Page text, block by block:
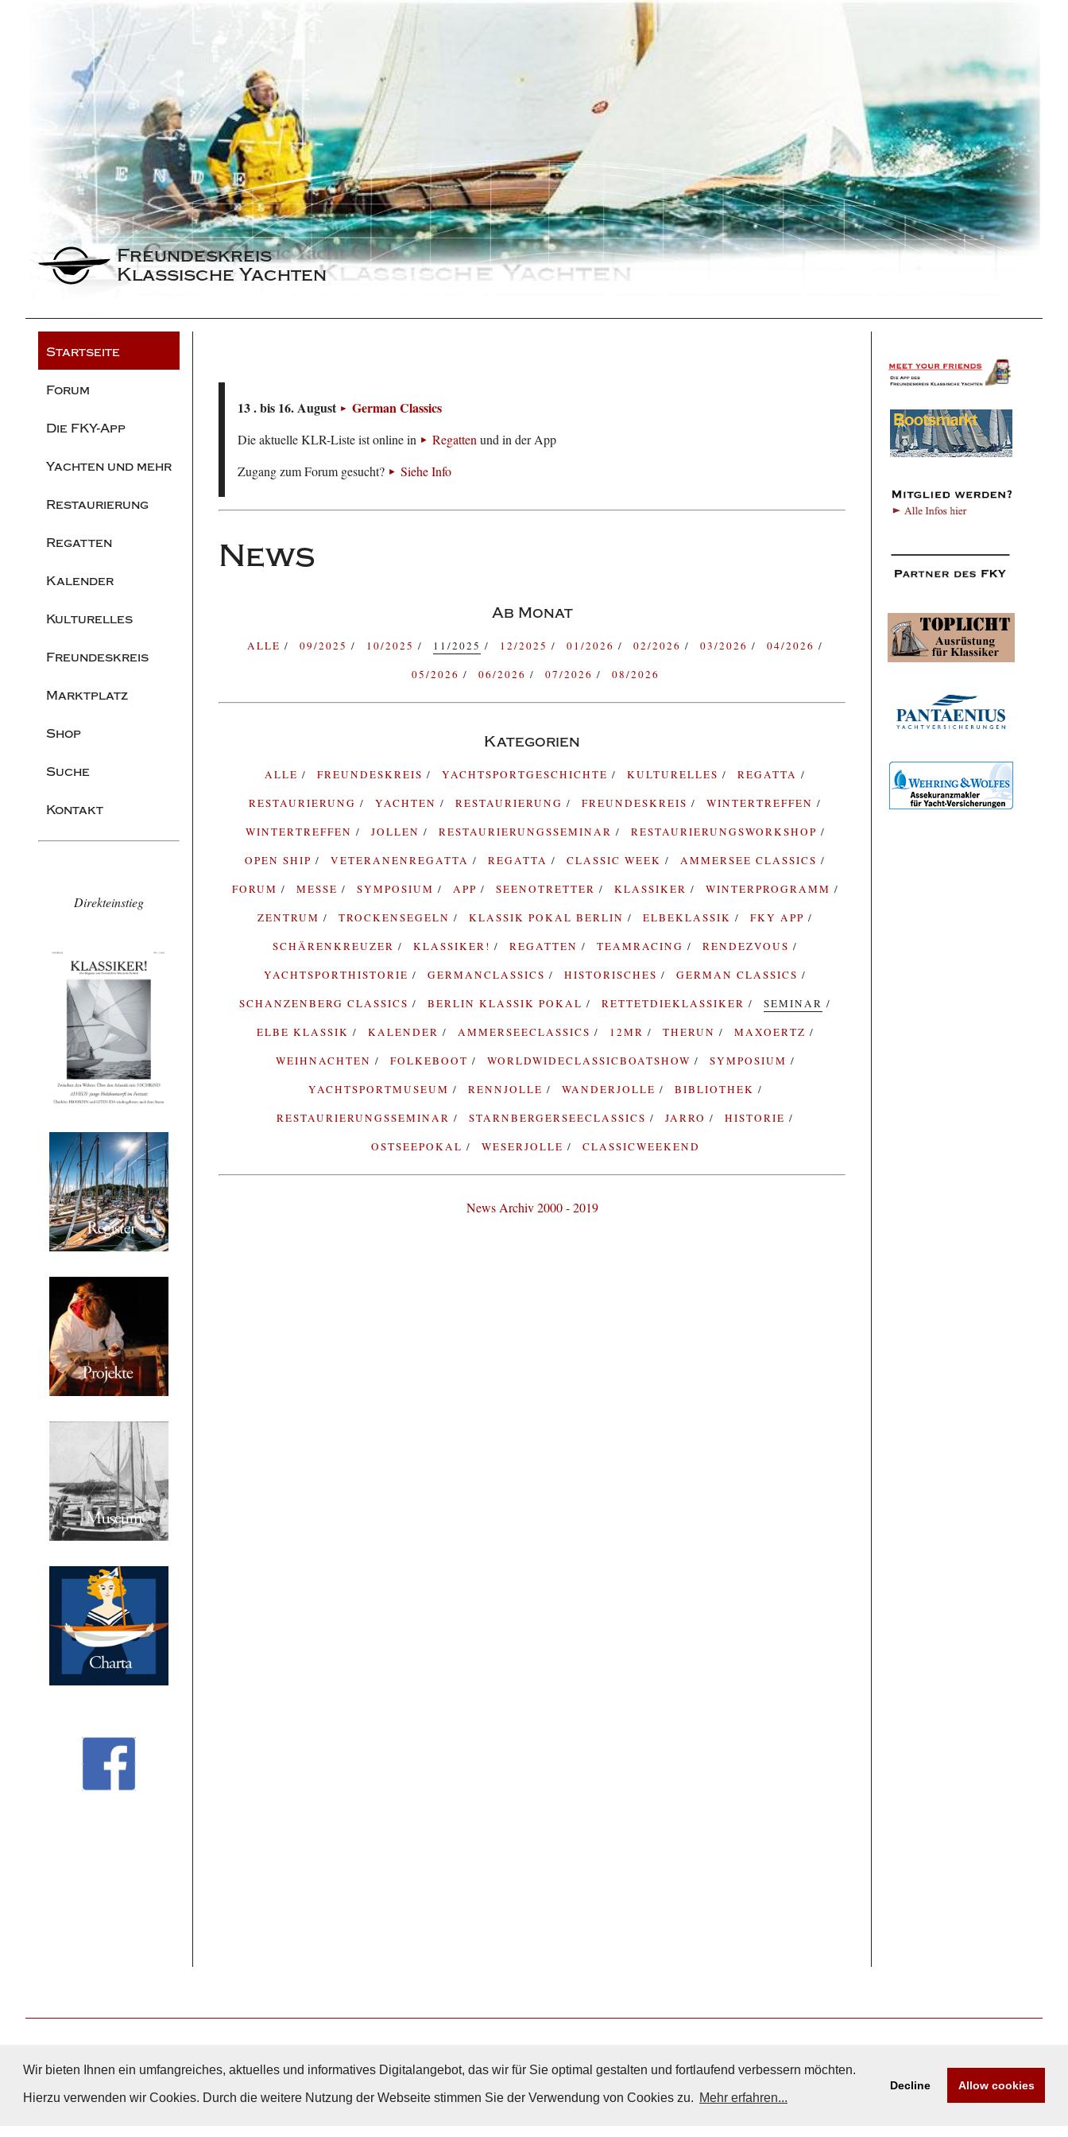
Wir bieten Ihnen ein umfangreiches, aktuelles und informatives Digitalangebot, das wir für Sie optimal gestalten und fortlaufend verbessern möchten.
Hierzu verwenden wir Cookies. Durch die weitere Nutzung der Webseite stimmen Sie der Verwendung von Cookies zu. Mehr erfahren...
Decline Allow cookies
Freundeskreis
Klassische Yachten
Startseite
Forum
Die FKY-App
Yachten und mehr
Restaurierung
Regatten
Kalender
Kulturelles
Freundeskreis
Marktplatz
Shop
Suche
Kontakt
Direkteinstieg
13 . bis 16. August German Classics
Die aktuelle KLR-Liste ist online in Regattenund in der App
Zugang zum Forum gesucht?
Siehe Info
News
Ab Monat
ALLE 09/2025 10/2025 11/2025 12/2025 01/2026 02/2026 03/2026
04/2026
05/2026
06/2026 07/2026 08/2026
Kategorien
ALLE FREUNDESKREIS YACHTSPORTGESCHICHTE KULTURELLES
REGATTA
RESTAURIERUNG
YACHTEN RESTAURIERUNG FREUNDESKREIS
WINTERTREFFEN
WINTERTREFFEN
JOLLEN RESTAURIERUNGSSEMINAR
RESTAURIERUNGSWORKSHOP
OPEN SHIP
VETERANENREGATTA REGATTA CLASSIC WEEK
AMMERSEE CLASSICS
FORUM
MESSE SYMPOSIUM APP SEENOTRETTER KLASSIKER
WINTERPROGRAMM
ZENTRUM
TROCKENSEGELN KLASSIK POKAL BERLIN ELBEKLASSIK
FKY APP
SCHÄRENKREUZER
KLASSIKER! REGATTEN TEAMRACING
RENDEZVOUS
YACHTSPORTHISTORIE
GERMANCLASSICS HISTORISCHES
GERMAN CLASSICS
SCHANZENBERG CLASSICS
BERLIN KLASSIK POKAL RETTETDIEKLASSIKER
SEMINAR
ELBE KLASSIK
KALENDER AMMERSEECLASSICS 12MR THERUN
MAXOERTZ
WEIHNACHTEN
FOLKEBOOT WORLDWIDECLASSICBOATSHOW
SYMPOSIUM
YACHTSPORTMUSEUM
RENNJOLLE WANDERJOLLE
BIBLIOTHEK
RESTAURIERUNGSSEMINAR
STARNBERGERSEECLASSICS JARRO
HISTORIE
OSTSEEPOKAL
WESERJOLLE CLASSICWEEKEND
News Archiv 2000 - 2019
Nach Oben